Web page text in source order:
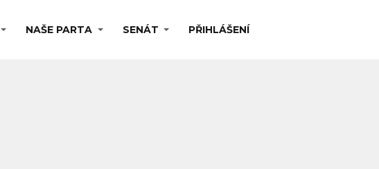
NAŠE PARTA SENÁT PŘIHLÁŠENÍ